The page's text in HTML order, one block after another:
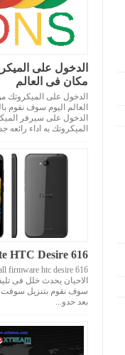
الدخول على
مكان فى العالم
الدخول على
العالم اليوم سوف نقوم
الدخول على سيرفر
الميكروتك به اداء رائعه
HTC Desire 616
بعد حدو...